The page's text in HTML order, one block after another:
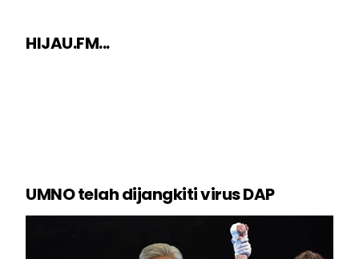
HIJAU.FM...
UMNO telah dijangkiti virus DAP